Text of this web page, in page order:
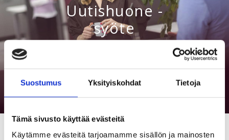
Suostumus Yksityiskohdat Tietoja
Tämä sivusto käyttää evästeitä
Käytämme evästeitä tarjoamamme sisällön ja mainosten
Uutishuone -
syöte